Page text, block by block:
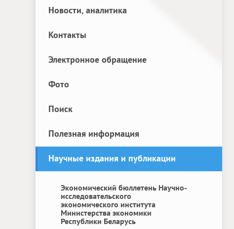
Новости, аналитика
Контакты
Электронное обращение
Фото
Поиск
Полезная информация
Научные издания и публикации
Экономический бюллетень Научно-
исследовательского
экономического института
Министерства экономики
Республики Беларусь